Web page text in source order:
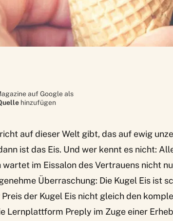
auf Google als
hinzufügen
auf dieser Welt gibt, das auf ewig
ist das Eis. Und wer kennt es nicht:
im Eissalon des Vertrauens nicht
Überraschung: Die Kugel Eis ist
der Kugel Eis nicht gleich den
Lernplattform Preply im Zuge einer